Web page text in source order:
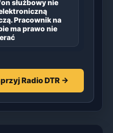
służbowy nie
Pracownik na
ma prawo nie
Radio DTR →